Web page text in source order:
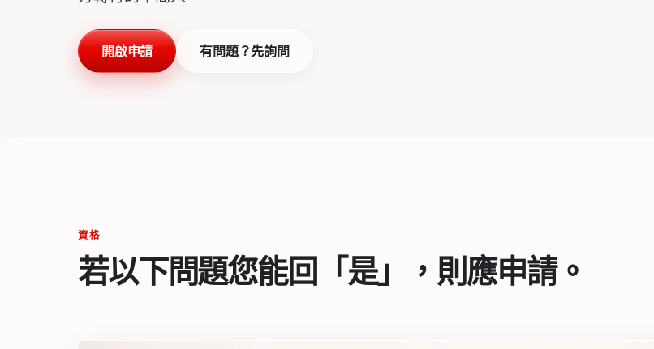
開啟申請 有問題？先詢問
資格
若以下問題您能回「是」，則應申請。